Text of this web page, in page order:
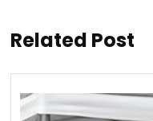
Related Post